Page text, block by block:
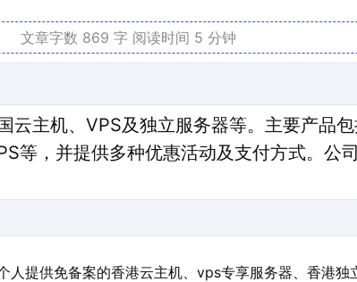
文章字数 869 字 阅读时间 5 分钟
云主机、VPS及独立服务器等。主要产品
等，并提供多种优惠活动及支付方式。公
人提供免备案的香港云主机、vps专享服务器、香港